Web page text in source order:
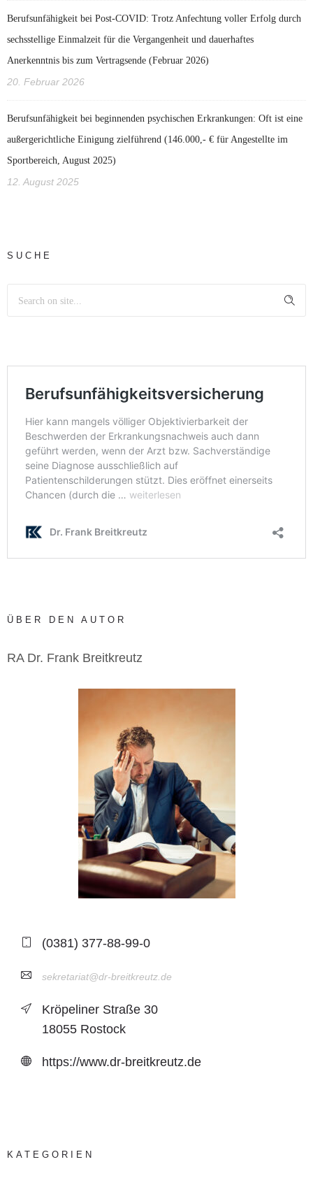
Berufsunfähigkeit bei Post‑COVID: Trotz Anfechtung voller Erfolg durch
sechsstellige Einmalzeit für die Vergangenheit und dauerhaftes
Anerkenntnis bis zum Vertragsende (Februar 2026)
20. Februar 2026
Berufsunfähigkeit bei beginnenden psychischen Erkrankungen: Oft ist eine
außergerichtliche Einigung zielführend (146.000,- € für Angestellte im
Sportbereich, August 2025)
12. August 2025
SUCHE
ÜBER DEN AUTOR
RA Dr. Frank Breitkreutz
(0381) 377-88-99-0
sekretariat@dr-breitkreutz.de
Kröpeliner Straße 30
18055 Rostock
https://www.dr-breitkreutz.de
KATEGORIEN